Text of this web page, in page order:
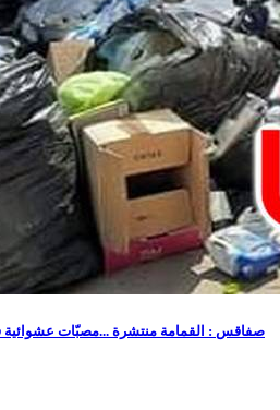
صفاقس : القمامة منتشرة ...مصبّات عشوائية